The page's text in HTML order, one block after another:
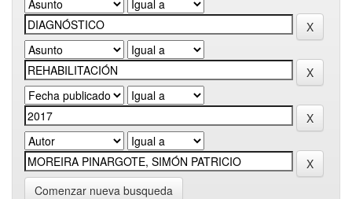
Comenzar nueva busqueda